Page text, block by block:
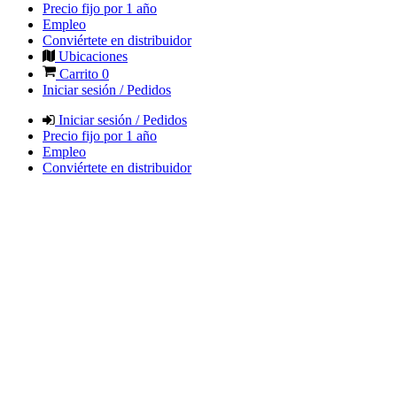
Precio fijo por 1 año
Empleo
Conviértete en distribuidor
Ubicaciones
Carrito 0
Iniciar sesión / Pedidos
Iniciar sesión / Pedidos
Precio fijo por 1 año
Empleo
Conviértete en distribuidor